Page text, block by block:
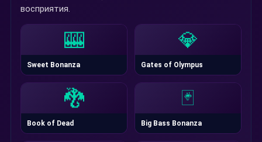
восприятия.
🎰
Sweet Bonanza
💎
Gates of Olympus
🐉
Book of Dead
🃏
Big Bass Bonanza